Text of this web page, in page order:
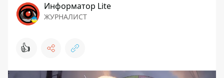
Информатор Lite
ЖУРНАЛИСТ
👍